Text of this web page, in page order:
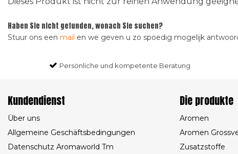
Haben Sie nicht gefunden, wonach Sie suchen?
Stuur ons een mail en we geven u zo spoedig mogelijk
Persönliche und kompetente Beratung
Kundendienst
Über uns
Allgemeine Geschäftsbedingungen
Datenschutz Aromaworld Tm
Die produkte
Aromen
Aromen
Zusatzstoffe